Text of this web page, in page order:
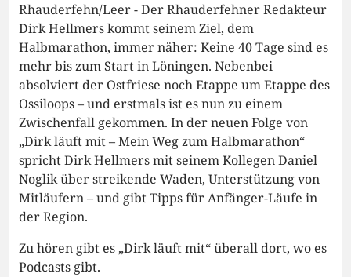
Rhauderfehn/Leer - Der Rhauderfehner Redakteur
Dirk Hellmers kommt seinem Ziel, dem
Halbmarathon, immer näher: Keine 40 Tage sind es
mehr bis zum Start in Löningen. Nebenbei
absolviert der Ostfriese noch Etappe um Etappe des
Ossiloops – und erstmals ist es nun zu einem
Zwischenfall gekommen. In der neuen Folge von
„Dirk läuft mit – Mein Weg zum Halbmarathon“
spricht Dirk Hellmers mit seinem Kollegen Daniel
Noglik über streikende Waden, Unterstützung von
Mitläufern – und gibt Tipps für Anfänger-Läufe in
der Region.
Zu hören gibt es „Dirk läuft mit“ überall dort, wo es
Podcasts gibt.